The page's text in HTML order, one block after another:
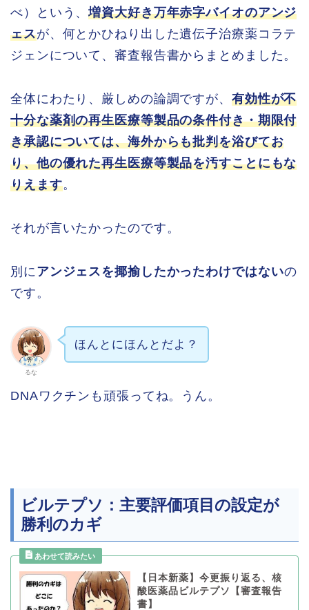
べ）という、増資大好き万年赤字バイオのアンジ
ェスが、何とかひねり出した遺伝子治療薬コラテ
ジェンについて、審査報告書からまとめました。
全体にわたり、厳しめの論調ですが、 有効性が不
十分な薬剤の再生医療等製品の条件付き・期限付
き承認については、海外からも批判を浴びてお
り、他の優れた再生医療等製品を汚すことにもな
りえます。
それが言いたかったのです。
別に アンジェスを揶揄したかったわけではないの
です。
るな
ほんとにほんとだよ？
DNAワクチンも頑張ってね。うん。
ビルテプソ：主要評価項目の設定が
勝利のカギ
【日本新薬】今更振り返る、核
酸医薬品ビルテプソ【審査報告
書】